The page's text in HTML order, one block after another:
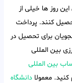
روز ها خیلی از
کنند. پرداخت
برای تحصیل در
بین المللی
بین المللی
معمولا دانشگاه